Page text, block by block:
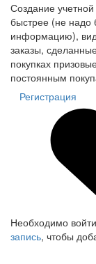
Создание
быстрее (не надо
информацию),
заказы,
покупках
постоянным
Регистрация
Необходимо
запись, чтобы